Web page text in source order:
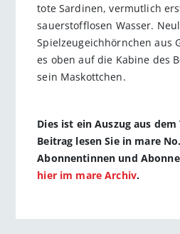
tote Sardinen, vermutlich
sauerstofflosen Wasser.
Spielzeugeichhörnchen aus
es oben auf die Kabine des
sein Maskottchen.
Dies ist ein Auszug aus dem
Beitrag lesen Sie in mare
Abonnentinnen und
hier im mare Archiv.